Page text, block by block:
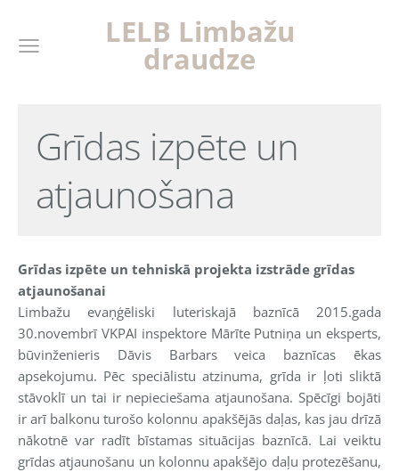
LELB Limbažu
draudze
Grīdas izpēte un
atjaunošana
Grīdas izpēte un tehniskā projekta izstrāde grīdas
atjaunošanai
Limbažu evaņģēliski luteriskajā baznīcā 2015.gada
30.novembrī VKPAI inspektore Mārīte Putniņa un eksperts,
būvinženieris Dāvis Barbars veica baznīcas ēkas
apsekojumu. Pēc speciālistu atzinuma, grīda ir ļoti sliktā
stāvoklī un tai ir nepieciešama atjaunošana. Spēcīgi bojāti
ir arī balkonu turošo kolonnu apakšējās daļas, kas jau drīzā
nākotnē var radīt bīstamas situācijas baznīcā. Lai veiktu
grīdas atjaunošanu un kolonnu apakšējo daļu protezēšanu,